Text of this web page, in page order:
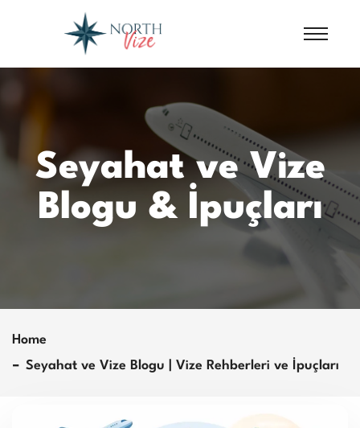
Seyahat ve Vize
Blogu & İpuçları
Home
Seyahat ve Vize Blogu | Vize Rehberleri ve İpuçları